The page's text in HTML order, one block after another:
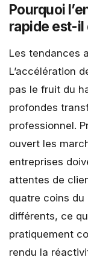
Pourquoi
rapide est-il
Les tendances
L’accélération
pas le fruit du
profondes
professionnel.
ouvert les
entreprises
attentes de
quatre coins du
différents, ce
pratiquement
rendu la